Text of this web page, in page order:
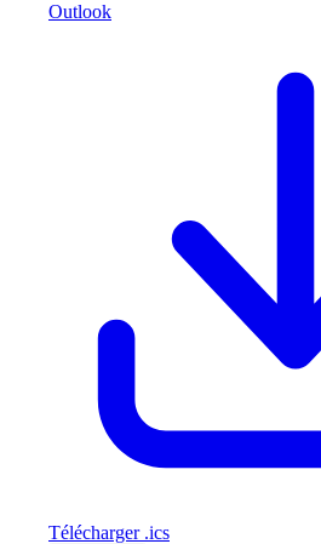
Outlook
Télécharger .ics